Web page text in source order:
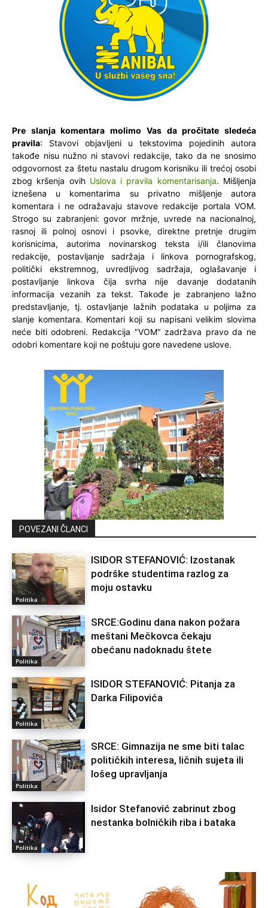
Pre slanja komentara molimo Vas da pročitate sledeća
pravila: Stavovi objavljeni u tekstovima pojedinih autora
takođe nisu nužno ni stavovi redakcije, tako da ne snosimo
odgovornost za štetu nastalu drugom korisniku ili trećoj osobi
zbog kršenja ovih Uslova i pravila komentarisanja. Mišljenja
iznešena u komentarima su privatno mišljenje autora
komentara i ne odražavaju stavove redakcije portala VOM.
Strogo su zabranjeni: govor mržnje, uvrede na nacionalnoj,
rasnoj ili polnoj osnovi i psovke, direktne pretnje drugim
korisnicima, autorima novinarskog teksta i/ili članovima
redakcije, postavljanje sadržaja i linkova pornografskog,
politički ekstremnog, uvredljivog sadržaja, oglašavanje i
postavljanje linkova čija svrha nije davanje dodatanih
informacija vezanih za tekst. Takođe je zabranjeno lažno
predstavljanje, tj. ostavljanje lažnih podataka u poljima za
slanje komentara. Komentari koji su napisani velikim slovima
neće biti odobreni. Redakcija "VOM" zadržava pravo da ne
odobri komentare koji ne poštuju gore navedene uslove.
POVEZANI ČLANCI
Politika
ISIDOR STEFANOVIĆ: Izostanak
podrške studentima razlog za
moju ostavku
Politika
SRCE:Godinu dana nakon požara
meštani Mečkovca čekaju
obećanu nadoknadu štete
Politika
ISIDOR STEFANOVIĆ: Pitanja za
Darka Filipovića
Politika
SRCE: Gimnazija ne sme biti talac
političkih interesa, ličnih sujeta ili
lošeg upravljanja
Politika
Isidor Stefanović zabrinut zbog
nestanka bolničkih riba i bataka